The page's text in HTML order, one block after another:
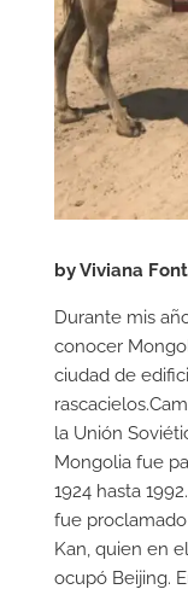
by Viviana
Durante mis
conocer
ciudad de
la Unión
Mongolia fue
1924 hasta
fue
Kan, quien en
ocupó Beijing.